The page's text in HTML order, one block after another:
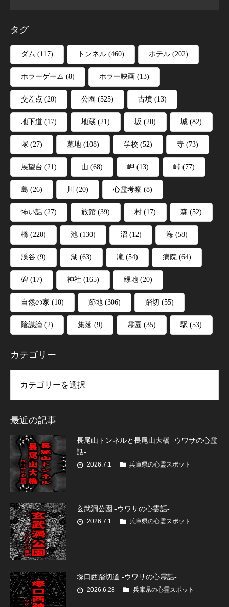
タグ
ダム (117) トンネル (460) ホテル (202)
ホラーゲーム (8) ホラー映画 (13)
交差点 (20) 公園 (525) 古墳 (13)
地下道 (17) 地蔵 (21) 坂 (20) 城 (82)
塚 (27) 墓地 (108) 学校 (52) 寺 (73)
展望台 (21) 山 (68) 岬 (13) 峠 (77)
島 (26) 川 (20) 心霊考察 (8)
怖い話 (27) 旅館 (39) 村 (17) 森 (52)
橋 (220) 池 (130) 沼 (12) 海 (58)
渓谷 (9) 湖 (63) 滝 (54) 病院 (64)
碑 (17) 神社 (165) 緑地 (20)
自然の家 (10) 跡地 (306) 踏切 (55)
陰謀論 (2) 集落 (9) 霊園 (35) 駅 (53)
カテゴリー
最近の記事
長尾山トンネルと長尾山大橋 -ウワサの心霊
話-
2026.7.1 兵庫県の心霊スポット
玄武洞公園 -ウワサの心霊話-
2026.7.1 兵庫県の心霊スポット
塚口西踏切道 -ウワサの心霊話-
2026.6.28 兵庫県の心霊スポット